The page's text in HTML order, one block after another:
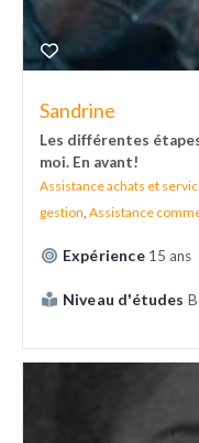
Sandrine
Les différentes
moi. En avant!
Assistance achats et
gestion, Assistance
Expérience 15 ans
Niveau d'études